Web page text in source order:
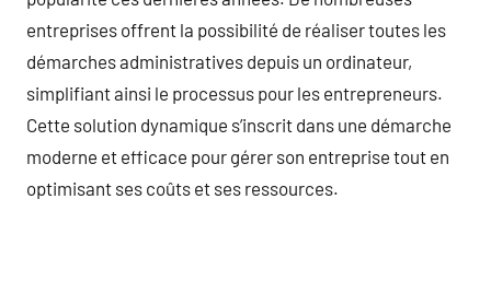
entreprises offrent la possibilité de réaliser toutes les
démarches administratives depuis un ordinateur,
simplifiant ainsi le processus pour les entrepreneurs.
Cette solution dynamique s’inscrit dans une démarche
moderne et efficace pour gérer son entreprise tout en
optimisant ses coûts et ses ressources.